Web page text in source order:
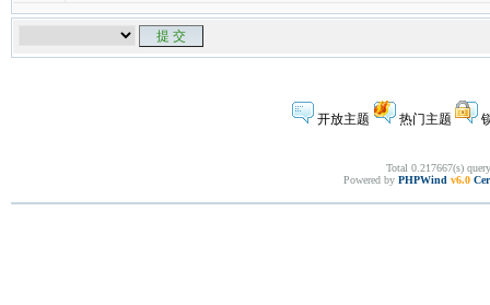
开放主题 热门主题
Total 0.217667(s)
Powered by PHPWind v6.0